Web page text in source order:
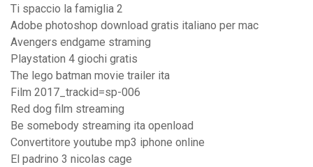
Ti spaccio la famiglia 2
Adobe photoshop download gratis italiano per mac
Avengers endgame straming
Playstation 4 giochi gratis
The lego batman movie trailer ita
Film 2017_trackid=sp-006
Red dog film streaming
Be somebody streaming ita openload
Convertitore youtube mp3 iphone online
El padrino 3 nicolas cage